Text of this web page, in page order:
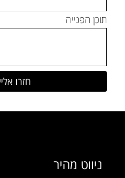
תוכן הפנייה
ניווט מהיר